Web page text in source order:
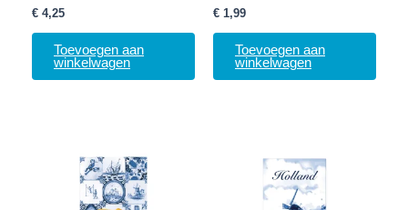
€ 4,25
Toevoegen aan
winkelwagen
€ 1,99
Toevoegen aan
winkelwagen